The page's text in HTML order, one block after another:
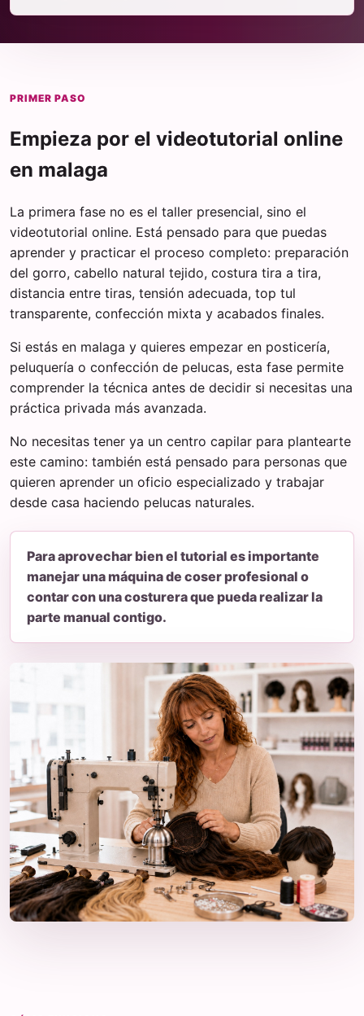
PRIMER PASO
Empieza por el videotutorial online
en malaga
La primera fase no es el taller presencial, sino el
videotutorial online. Está pensado para que puedas
aprender y practicar el proceso completo: preparación
del gorro, cabello natural tejido, costura tira a tira,
distancia entre tiras, tensión adecuada, top tul
transparente, confección mixta y acabados finales.
Si estás en malaga y quieres empezar en posticería,
peluquería o confección de pelucas, esta fase permite
comprender la técnica antes de decidir si necesitas una
práctica privada más avanzada.
No necesitas tener ya un centro capilar para plantearte
este camino: también está pensado para personas que
quieren aprender un oficio especializado y trabajar
desde casa haciendo pelucas naturales.
Para aprovechar bien el tutorial es importante
manejar una máquina de coser profesional o
contar con una costurera que pueda realizar la
parte manual contigo.